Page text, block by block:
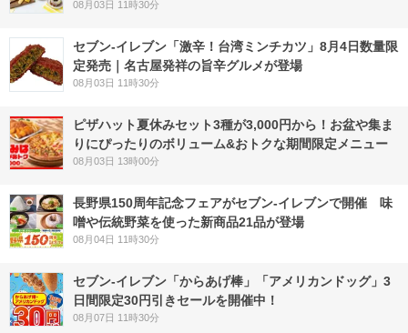
08月03日 11時30分
セブン-イレブン「激辛！台湾ミンチカツ」8月4日数量限
定発売｜名古屋発祥の旨辛グルメが登場
08月03日 11時30分
ピザハット夏休みセット3種が3,000円から！お盆や集ま
りにぴったりのボリューム&おトクな期間限定メニュー
08月03日 13時00分
長野県150周年記念フェアがセブン-イレブンで開催 味
噌や伝統野菜を使った新商品21品が登場
08月04日 11時30分
セブン‐イレブン「からあげ棒」「アメリカンドッグ」3
日間限定30円引きセールを開催中！
08月07日 11時30分